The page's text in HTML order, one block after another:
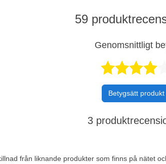
59
Genomsnittligt
Betygsätt produkt
3
från liknande produkter som finns på nätet